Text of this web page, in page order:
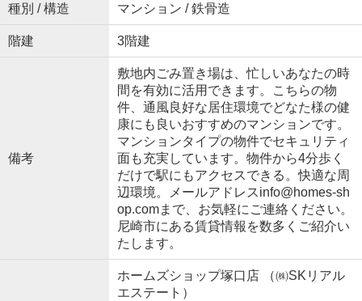
種別 / 構造 マンション / 鉄骨造
階建 3階建
備考
敷地内ごみ置き場は、忙しいあなたの時
間を有効に活用できます。こちらの物
件、通風良好な居住環境でどなた様の健
康にも良いおすすめのマンションです。
マンションタイプの物件でセキュリティ
面も充実しています。物件から4分歩く
だけで駅にもアクセスできる。快適な周
辺環境。メールアドレスinfo@homes-sh
op.comまで、お気軽にご連絡ください。
尼崎市にある賃貸情報を数多くご紹介い
たします。
ホームズショップ塚口店 （㈱SKリアル
エステート）